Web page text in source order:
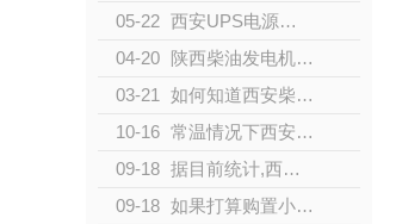
05-22
西安UPS电源的分类
04-20
陕西柴油发电机的发展
03-21
如何知道西安柴油发电机是否过载？
10-16
常温情况下西安柴油发电机组启动不成功的原因及解决办法有哪些？
09-18
据目前统计,西安城镇居民人均住房面积从8.1平方米增加到34.4
09-18
如果打算购置小型家用发电机，有哪些型号值得推荐？